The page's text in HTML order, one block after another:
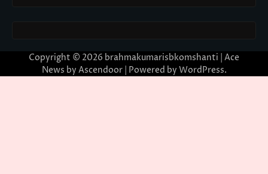
Copyright © 2026 brahmakumarisbkomshanti | Ace
News by Ascendoor| Powered by WordPress.